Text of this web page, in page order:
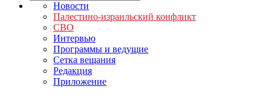
Новости
Палестино-израильский конфликт
СВО
Интервью
Программы и ведущие
Сетка вещания
Редакция
Приложение